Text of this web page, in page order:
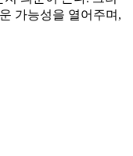
가능성을 열어주며,